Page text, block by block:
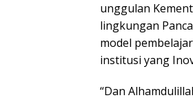
unggulan
lingkungan
model
institusi yang
“Dan